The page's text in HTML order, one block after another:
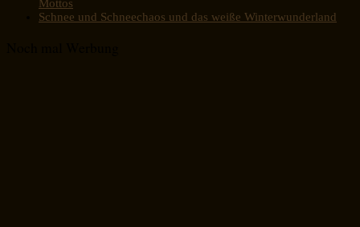
Mottos
Schnee und Schneechaos und das weiße Winterwunderland